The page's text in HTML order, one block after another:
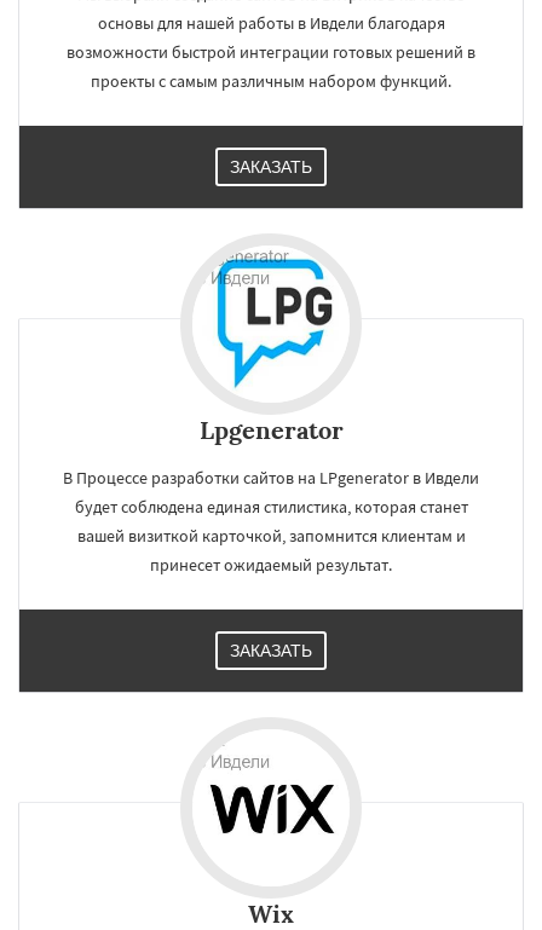
основы для нашей работы в Ивдели благодаря
возможности быстрой интеграции готовых решений в
проекты с самым различным набором функций.
ЗАКАЗАТЬ
Lpgenerator
В Процессе разработки сайтов на LPgenerator в Ивдели
будет соблюдена единая стилистика, которая станет
вашей визиткой карточкой, запомнится клиентам и
принесет ожидаемый результат.
ЗАКАЗАТЬ
Wix